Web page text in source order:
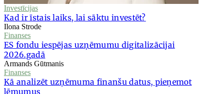
Investīcijas
Kad ir īstais laiks, lai sāktu investēt?
Ilona Strode
Finanses
ES fondu iespējas uzņēmumu digitalizācijai
2026.gadā
Armands Gūtmanis
Finanses
Kā analizēt uzņēmuma finanšu datus, pieņemot
lēmumus